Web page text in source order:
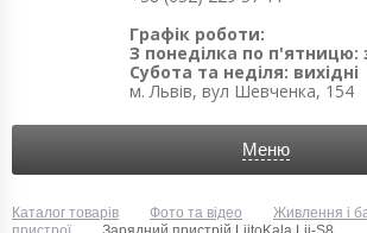
Графік роботи:
З понеділка по п'ятницю:
Субота та неділя: вихідні
м. Львів, вул Шевченка, 154
Меню
Каталог товарів Фото та відео Живлення і